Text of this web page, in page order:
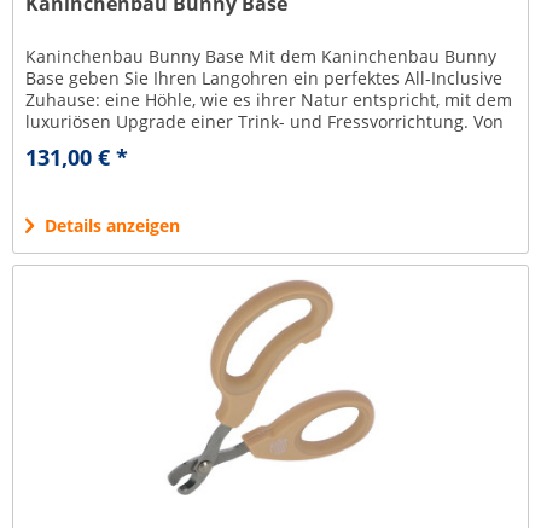
Kaninchenbau Bunny Base Mit dem Kaninchenbau Bunny
Base geben Sie Ihren Langohren ein perfektes All-Inclusive
Zuhause: eine Höhle, wie es ihrer Natur entspricht, mit dem
luxuriösen Upgrade einer Trink- und Fressvorrichtung. Von
131,00 € *
Details anzeigen